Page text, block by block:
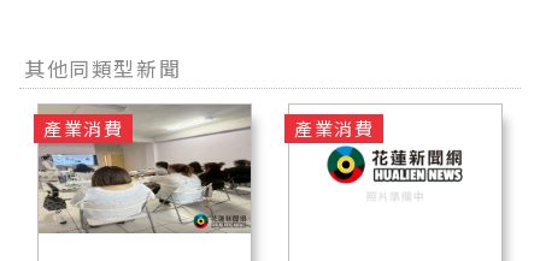
其他同類型新聞
產業消費 產業消費